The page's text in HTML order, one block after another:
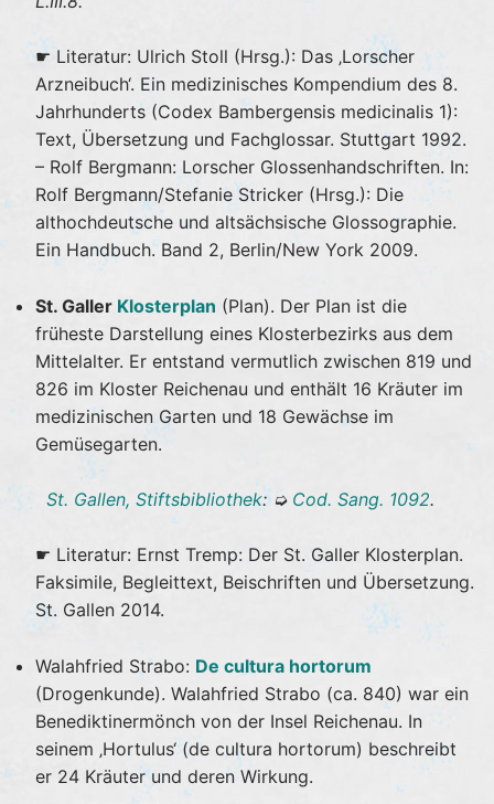
☛ Literatur: Ulrich Stoll (Hrsg.): Das ‚Lorscher
Arzneibuch‘. Ein medizinisches Kompendium des 8.
Jahrhunderts (Codex Bambergensis medicinalis 1):
Text, Übersetzung und Fachglossar. Stuttgart 1992.
– Rolf Bergmann: Lorscher Glossenhandschriften. In:
Rolf Bergmann/Stefanie Stricker (Hrsg.): Die
althochdeutsche und altsächsische Glossographie.
Ein Handbuch. Band 2, Berlin/New York 2009.
St. Galler Klosterplan (Plan). Der Plan ist die
früheste Darstellung eines Klosterbezirks aus dem
Mittelalter. Er entstand vermutlich zwischen 819 und
826 im Kloster Reichenau und enthält 16 Kräuter im
medizinischen Garten und 18 Gewächse im
Gemüsegarten.
St. Gallen, Stiftsbibliothek: ➭ Cod. Sang. 1092.
☛ Literatur: Ernst Tremp: Der St. Galler Klosterplan.
Faksimile, Begleittext, Beischriften und Übersetzung.
St. Gallen 2014.
Walahfried Strabo: De cultura hortorum
(Drogenkunde). Walahfried Strabo (ca. 840) war ein
Benediktinermönch von der Insel Reichenau. In
seinem ‚Hortulus‘ (de cultura hortorum) beschreibt
er 24 Kräuter und deren Wirkung.